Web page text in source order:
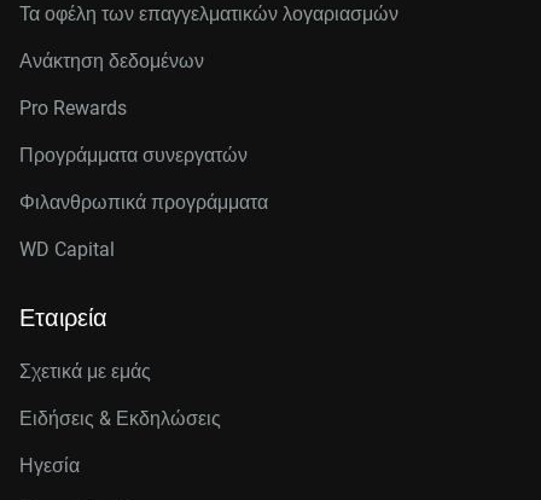
Τα οφέλη των επαγγελματικών λογαριασμών
Ανάκτηση δεδομένων
Pro Rewards
Προγράμματα συνεργατών
Φιλανθρωπικά προγράμματα
WD Capital
Εταιρεία
Σχετικά με εμάς
Ειδήσεις & Εκδηλώσεις
Ηγεσία